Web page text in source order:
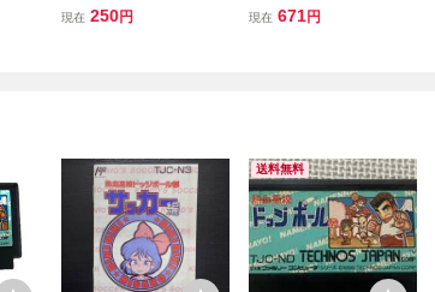
ジボール部 サッカー編☆
現在 250円
ジボール部サッカー編 フ
現在 671円
送料無料